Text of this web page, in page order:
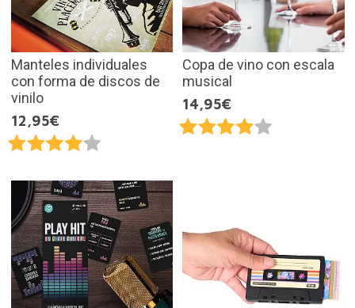
Manteles individuales
con forma de discos de
vinilo
12,95€
Copa de vino con escala
musical
14,95€